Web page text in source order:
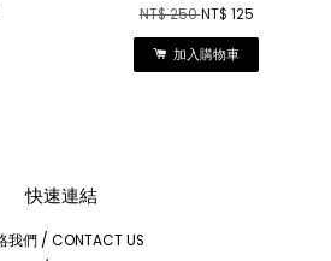
NT$ 250NT$ 125
加入購物車
快速連結
我們 / CONTACT US